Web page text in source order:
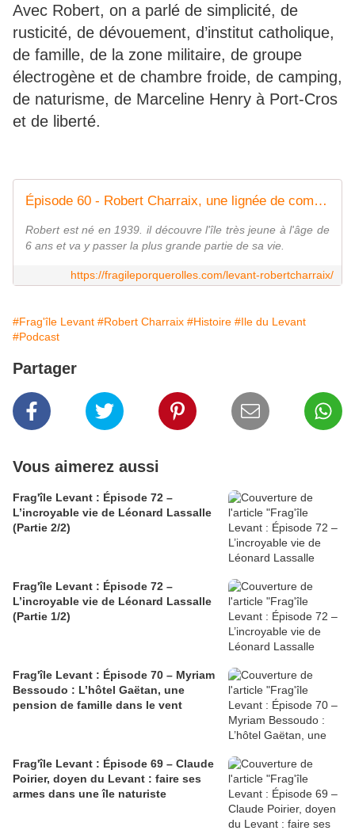
Avec Robert, on a parlé de simplicité, de
rusticité, de dévouement, d’institut catholique,
de famille, de la zone militaire, de groupe
électrogène et de chambre froide, de camping,
de naturisme, de Marceline Henry à Port-Cros
et de liberté.
Épisode 60 - Robert Charraix, une lignée de commerçants au Levant
Robert est né en 1939. il découvre l'île très jeune à l'âge de
6 ans et va y passer la plus grande partie de sa vie.
https://fragileporquerolles.com/levant-robertcharraix/
#Frag'île Levant #Robert Charraix #Histoire #Ile du Levant
#Podcast
Partager
Vous aimerez aussi
Frag'île Levant : Épisode 72 –
L’incroyable vie de Léonard Lassalle
(Partie 2/2)
Frag'île Levant : Épisode 72 –
L’incroyable vie de Léonard Lassalle
(Partie 1/2)
Frag'île Levant : Épisode 70 – Myriam
Bessoudo : L’hôtel Gaëtan, une
pension de famille dans le vent
Frag'île Levant : Épisode 69 – Claude
Poirier, doyen du Levant : faire ses
armes dans une île naturiste